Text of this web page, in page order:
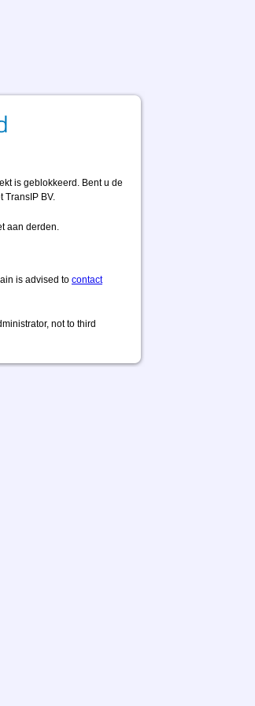
is geblokkeerd. Bent u de
TransIP BV.
aan derden.
is advised to contact
not to third